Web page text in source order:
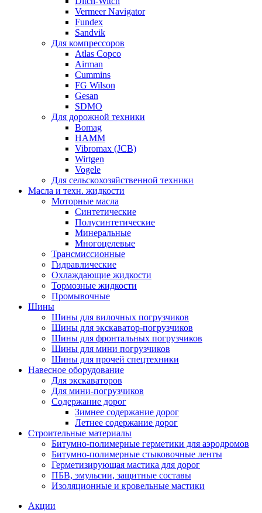
Vermeer Navigator
Fundex
Sandvik
Для компрессоров
Atlas Copco
Airman
Cummins
FG Wilson
Gesan
SDMO
Для дорожной техники
Bomag
HAMM
Vibromax (JCB)
Wirtgen
Vogele
Для сельскохозяйственной техники
Масла и техн. жидкости
Моторные масла
Синтетические
Полусинтетические
Минеральные
Многоцелевые
Трансмиссионные
Гидравлические
Охлаждающие жидкости
Тормозные жидкости
Промывочные
Шины
Шины для вилочных погрузчиков
Шины для экскаватор-погрузчиков
Шины для фронтальных погрузчиков
Шины для мини погрузчиков
Шины для прочей спецтехники
Навесное оборудование
Для экскаваторов
Для мини-погрузчиков
Содержание дорог
Зимнее содержание дорог
Летнее содержание дорог
Строительные материалы
Битумно-полимерные герметики для аэродромов
Битумно-полимерные стыковочные ленты
Герметизирующая мастика для дорог
ПБВ, эмульсии, защитные составы
Изоляционные и кровельные мастики
Акции